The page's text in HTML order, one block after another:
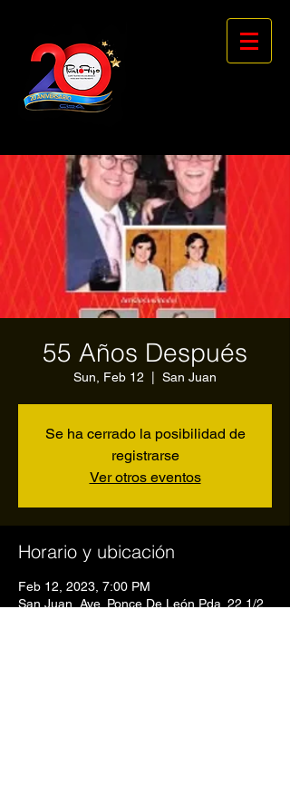
55 Años Después
Sun, Feb 12 San Juan
Se ha cerrado la posibilidad de
registrarse
Ver otros eventos
Horario y ubicación
Feb 12, 2023, 7:00 PM
San Juan, Ave. Ponce De León Pda. 22 1/2,